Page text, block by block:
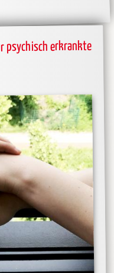
psychisch erkrankte